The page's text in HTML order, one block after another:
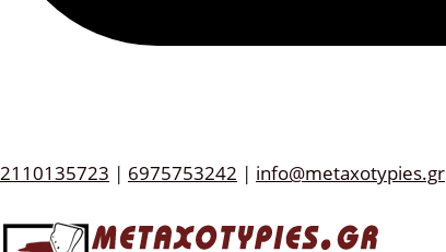
2110135723 | 6975753242 | info@metaxotypies.gr